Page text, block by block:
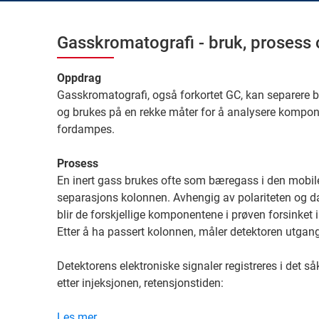
Gasskromatografi - bruk, prosess
Oppdrag
Gasskromatografi, også forkortet GC, kan
og brukes på en rekke måter for å analysere
fordampes.
Prosess
En inert gass brukes ofte som bæregass i den
separasjons kolonnen. Avhengig av polariteten og
blir de forskjellige komponentene i prøven
Etter å ha passert kolonnen, måler detektoren
Detektorens elektroniske signaler registreres i det
etter injeksjonen, retensjonstiden: